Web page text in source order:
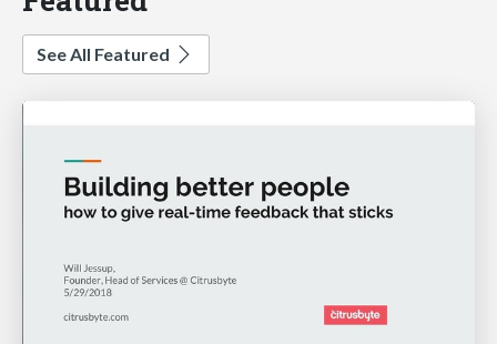
See All Featured